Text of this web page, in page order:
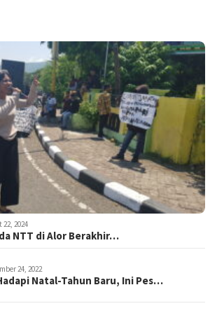
22, 2024
NTT di Alor Berakhir…
24, 2022
Natal-Tahun Baru, Ini Pes…